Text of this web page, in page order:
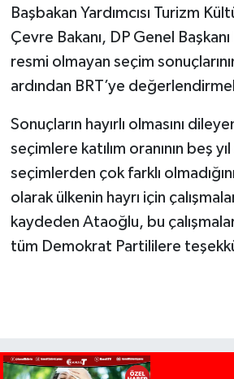
Başbakan Yardımcısı Turizm
Çevre Bakanı, DP Genel
resmi olmayan seçim
ardından BRT’ye
Sonuçların hayırlı olmasını
seçimlere katılım oranının beş
seçimlerden çok farklı
olarak ülkenin hayrı için
kaydeden Ataoğlu, bu
tüm Demokrat Partililere